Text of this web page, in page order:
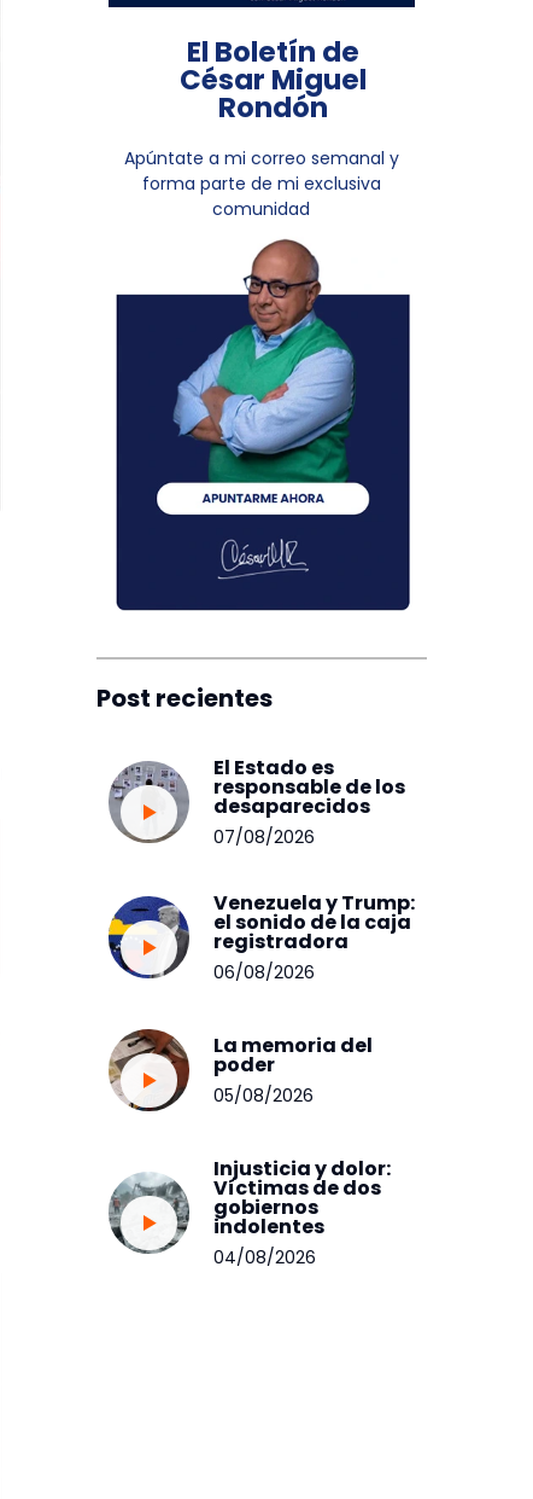
El Boletín de
César Miguel
Rondón
Apúntate a mi correo semanal y
forma parte de mi exclusiva
comunidad
Post recientes
El Estado es
responsable de los
desaparecidos
07/08/2026
Venezuela y Trump:
el sonido de la caja
registradora
06/08/2026
La memoria del
poder
05/08/2026
Injusticia y dolor:
Víctimas de dos
gobiernos
indolentes
04/08/2026